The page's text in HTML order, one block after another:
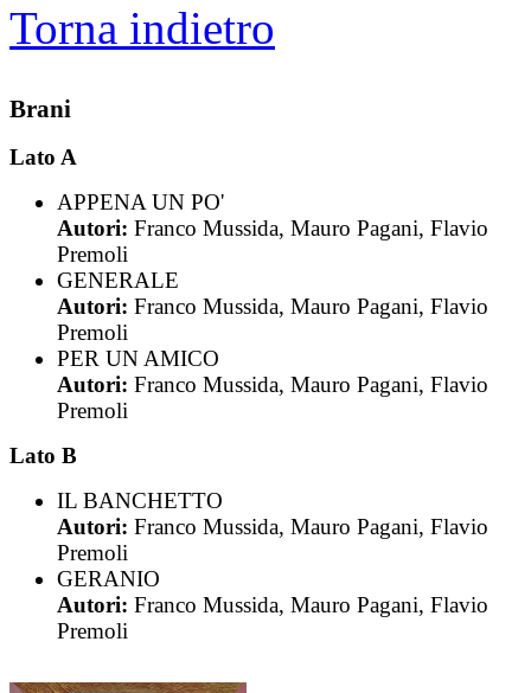
Torna indietro
Brani
Lato A
APPENA UN PO'
Autori: Franco Mussida, Mauro Pagani, Flavio
Premoli
GENERALE
Autori: Franco Mussida, Mauro Pagani, Flavio
Premoli
PER UN AMICO
Autori: Franco Mussida, Mauro Pagani, Flavio
Premoli
Lato B
IL BANCHETTO
Autori: Franco Mussida, Mauro Pagani, Flavio
Premoli
GERANIO
Autori: Franco Mussida, Mauro Pagani, Flavio
Premoli